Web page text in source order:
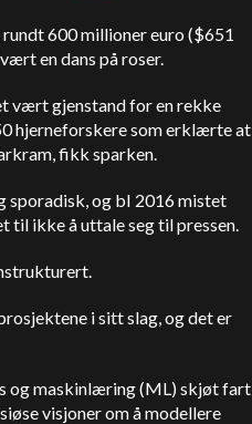
600 millioner euro ($651
en dans på roser.
vært gjenstand for en rekke
hjerneforskere som erklærte at
fikk sparken.
sporadisk, og bI 2016 mistet
til ikke å uttale seg til pressen.
i sitt slag, og det er
og maskinlæring (ML) skjøt fart
visjoner om å modellere